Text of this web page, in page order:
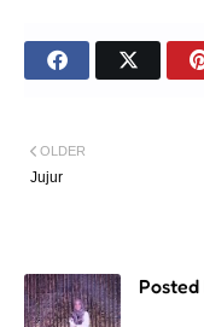
OLDER
Jujur
Posted